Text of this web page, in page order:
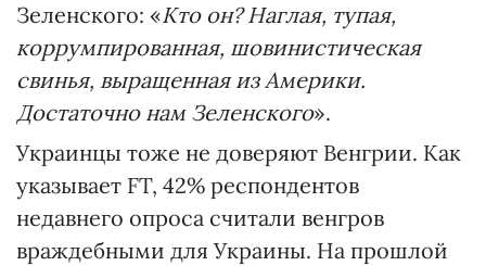
Зеленского: «Кто он? Наглая, тупая,
коррумпированная, шовинистическая
свинья, выращенная из Америки.
Достаточно нам Зеленского».
Украинцы тоже не доверяют Венгрии. Как
указывает FT, 42% респондентов
недавнего опроса считали венгров
враждебными для Украины. На прошлой